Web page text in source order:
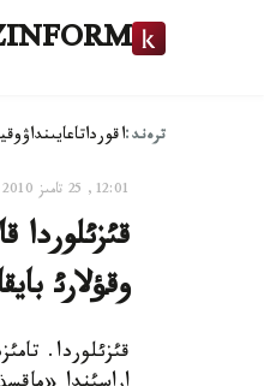
ترەند:اقورداتاعايىنداۋ
12:01, 25 تامىز 2010
وقؤلارئ